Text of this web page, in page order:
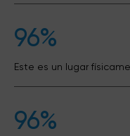
96%
Este es un lugar
96%